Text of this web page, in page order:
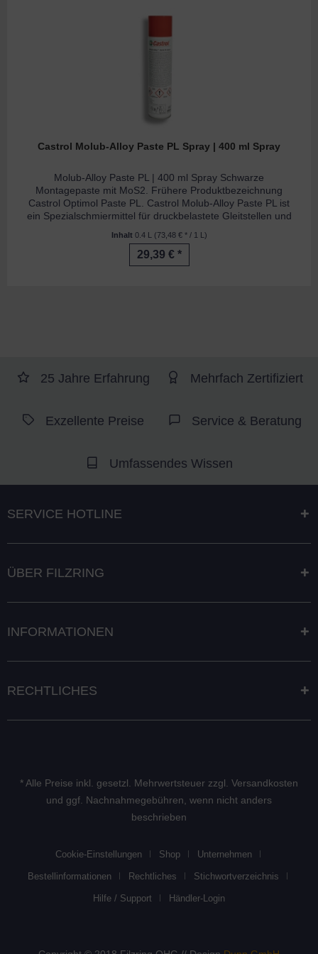
Castrol Molub-Alloy Paste PL Spray | 400 ml Spray
Molub-Alloy Paste PL | 400 ml Spray Schwarze
Montagepaste mit MoS2. Frühere Produktbezeichnung
Castrol Optimol Paste PL. Castrol Molub-Alloy Paste PL ist
ein Spezialschmiermittel für druckbelastete Gleitstellen und
Inhalt 0.4 L (73,48 € * / 1 L)
29,39 € *
25 Jahre Erfahrung Mehrfach Zertifiziert
Exzellente Preise Service & Beratung
Umfassendes Wissen
SERVICE HOTLINE
ÜBER FILZRING
INFORMATIONEN
RECHTLICHES
* Alle Preise inkl. gesetzl. Mehrwertsteuer zzgl. Versandkosten
und ggf. Nachnahmegebühren, wenn nicht anders
beschrieben
Cookie-Einstellungen Shop Unternehmen
Bestellinformationen Rechtliches Stichwortverzeichnis
Hilfe / Support Händler-Login